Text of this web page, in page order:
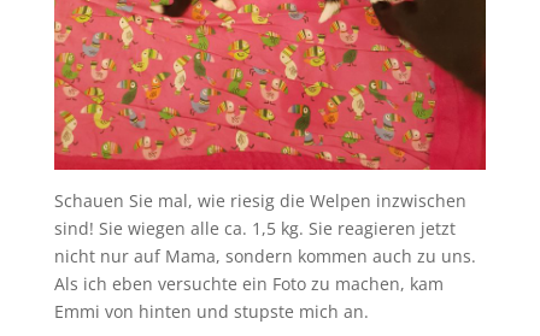
Schauen Sie mal, wie riesig die Welpen inzwischen
sind! Sie wiegen alle ca. 1,5 kg. Sie reagieren jetzt
nicht nur auf Mama, sondern kommen auch zu uns.
Als ich eben versuchte ein Foto zu machen, kam
Emmi von hinten und stupste mich an.